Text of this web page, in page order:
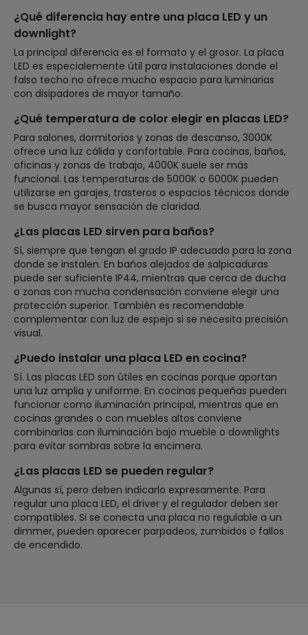
¿Qué diferencia hay entre una placa LED y un
downlight?
La principal diferencia es el formato y el grosor. La placa
LED es especialemente útil para instalaciones donde el
falso techo no ofrece mucho espacio para luminarias
con disipadores de mayor tamaño.
¿Qué temperatura de color elegir en placas LED?
Para salones, dormitorios y zonas de descanso, 3000K
ofrece una luz cálida y confortable. Para cocinas, baños,
oficinas y zonas de trabajo, 4000K suele ser más
funcional. Las temperaturas de 5000K o 6000K pueden
utilizarse en garajes, trasteros o espacios técnicos donde
se busca mayor sensación de claridad.
¿Las placas LED sirven para baños?
Sí, siempre que tengan el grado IP adecuado para la zona
donde se instalen. En baños alejados de salpicaduras
puede ser suficiente IP44, mientras que cerca de ducha
o zonas con mucha condensación conviene elegir una
protección superior. También es recomendable
complementar con luz de espejo si se necesita precisión
visual.
¿Puedo instalar una placa LED en cocina?
Sí. Las placas LED son útiles en cocinas porque aportan
una luz amplia y uniforme. En cocinas pequeñas pueden
funcionar como iluminación principal, mientras que en
cocinas grandes o con muebles altos conviene
combinarlas con iluminación bajo mueble o downlights
para evitar sombras sobre la encimera.
¿Las placas LED se pueden regular?
Algunas sí, pero deben indicarlo expresamente. Para
regular una placa LED, el driver y el regulador deben ser
compatibles. Si se conecta una placa no regulable a un
dimmer, pueden aparecer parpadeos, zumbidos o fallos
de encendido.